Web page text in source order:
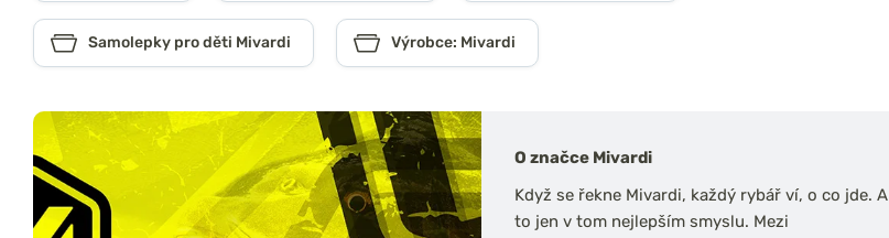
Samolepky pro děti Mivardi Výrobce: Mivardi
O značce Mivardi
Když se řekne Mivardi, každý rybář ví, o co jde. A
to jen v tom nejlepším smyslu. Mezi